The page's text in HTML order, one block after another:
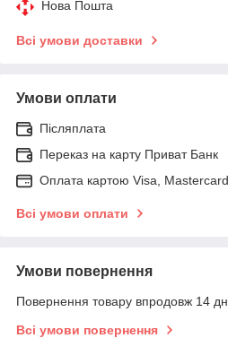
Нова Пошта
Всі умови доставки
Умови оплати
Післяплата
Переказ на карту Приват Банк
Оплата картою Visa,
Всі умови оплати
Умови повернення
Повернення товару впродовж 14
Всі умови повернення